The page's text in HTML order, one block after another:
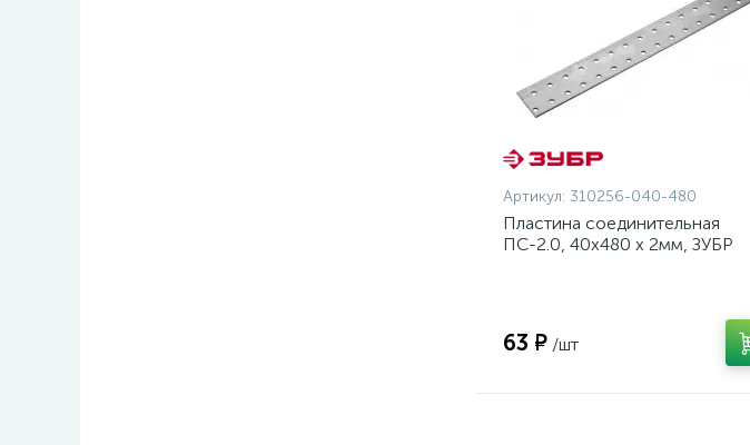
Артикул: 310256-040-480
Пластина соединительная
ПС-2.0, 40х480 х 2мм, ЗУБР
63 ₽ /шт